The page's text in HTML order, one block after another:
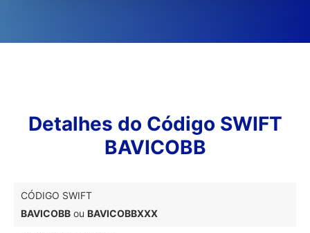
Detalhes do Código SWIFT
BAVICOBB
CÓDIGO SWIFT
BAVICOBB ou BAVICOBBXXX